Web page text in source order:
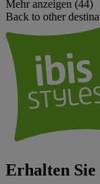
Mehr anzeigen (44)
Back to other
Erhalten Sie